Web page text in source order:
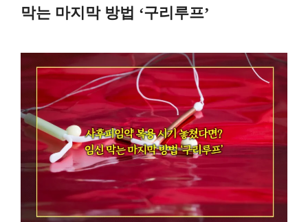
막는 마지막 방법 ‘구리루프’